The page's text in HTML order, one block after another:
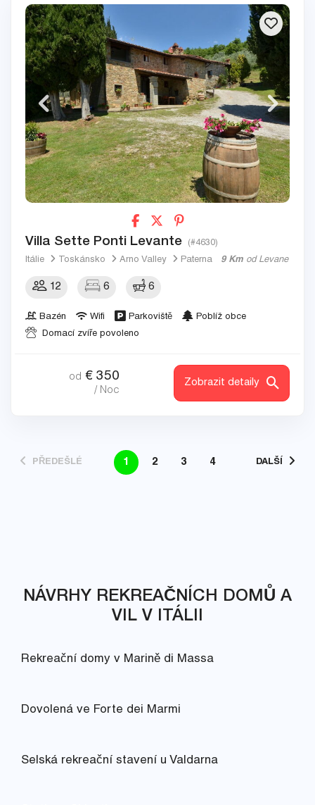
Villa Sette Ponti Levante (#4630)
Itálie Toskánsko Arno Valley Paterna 9 Km od Levane
12 6 6
Bazén Wifi Parkoviště
Poblíž obce
Domací zvíře povoleno
od € 350
/ Noc
Zobrazit detaily
PŘEDEŠLÉ 1 2 3 4 DALŠÍ
NÁVRHY REKREAČNÍCH DOMŮ A
VIL V ITÁLII
Rekreační domy v Marině di Massa
Dovolená ve Forte dei Marmi
Selská rekreační stavení u Valdarna